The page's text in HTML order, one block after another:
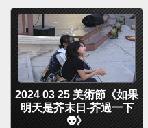
2024 03 25 美術節《如果
明天是芥末日-芥過一下
👽》